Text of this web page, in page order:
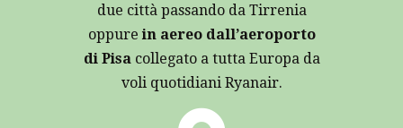
due città passando da Tirrenia
oppure in aereo dall’aeroporto
di Pisacollegato a tutta Europa da
voli quotidiani Ryanair.